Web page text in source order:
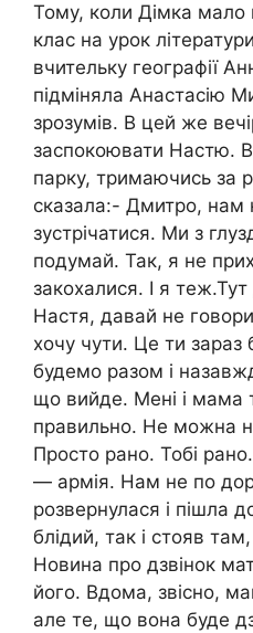
Тому, коли Дімка мало
клас на урок
вчительку географії
підміняла Анастасію
зрозумів. В цей же
заспокоювати Настю.
парку, тримаючись за
сказала:- Дмитро, нам
зустрічатися. Ми з
подумай. Так, я не
закохалися. І я теж.Тут
Настя, давай не
хочу чути. Це ти
будемо разом і
що вийде. Мені і мама
правильно. Не можна
Просто рано. Тобі
— армія. Нам не по
розвернулася і пішла
блідий, так і стояв
Новина про дзвінок
його. Вдома, звісно,
але те, що вона буде